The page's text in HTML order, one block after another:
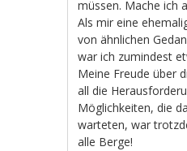
müssen. Mache ich
Als mir eine
von ähnlichen
war ich zumindest
Meine Freude über
all die
Möglichkeiten, die
warteten, war
alle Berge!